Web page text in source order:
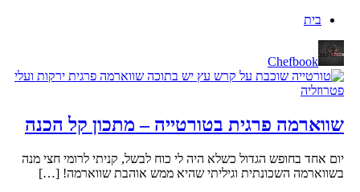
בית
Chefbook
שווארמה פרגית בטורטייה – מתכון קל הכנה
יום אחד בחופש הגדול כשלא היה לי כוח לבשל, קניתי לרומי חצי מנה
בשווארמה השכונתית וגיליתי שהיא ממש אוהבת שווארמה! […]